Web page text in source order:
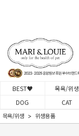
BEST♥ 목욕/위생
DOG
CAT
목욕/위생 위생용품